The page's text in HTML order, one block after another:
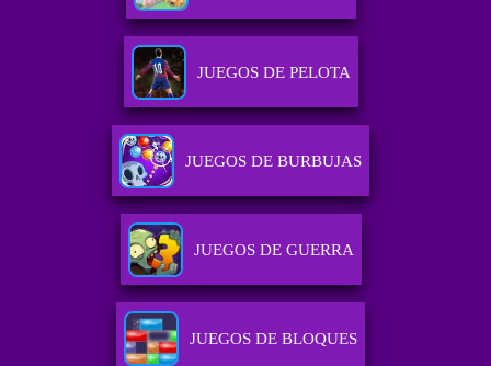
JUEGOS DE PELOTA
JUEGOS DE BURBUJAS
JUEGOS DE GUERRA
JUEGOS DE BLOQUES